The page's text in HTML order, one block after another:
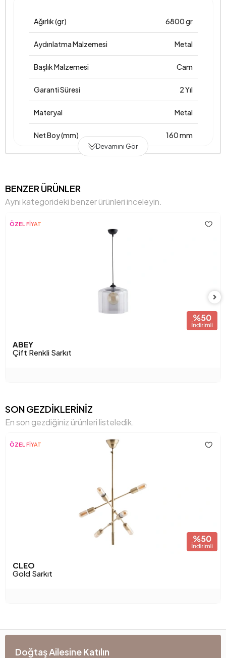
Ağırlık (gr) 6800 gr
Aydınlatma Malzemesi Metal
Başlık Malzemesi Cam
Garanti Süresi 2 Yıl
Materyal Metal
Net Boy (mm) 160 mm
Üretim Yeri
Anarenk
Devamını Gör
BENZER ÜRÜNLER
Aynı kategorideki benzer ürünleri inceleyin.
ÖZEL FİYAT
ABEY
Çift Renkli Sarkıt
SON GEZDİKLERİNİZ
En son gezdiğiniz ürünleri listeledik.
ÖZEL FİYAT
CLEO
Gold Sarkıt
Doğtaş Ailesine Katılın